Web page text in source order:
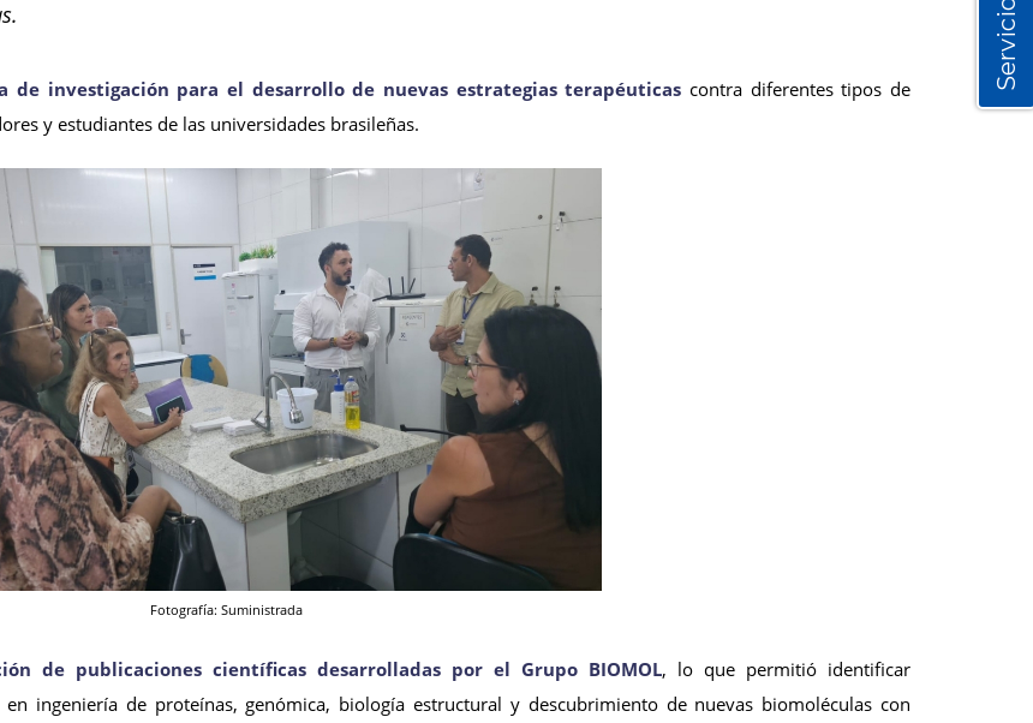
de investigación para el desarrollo de nuevas estrategias terapéuticas contra diferentes tipos de
y estudiantes de las universidades brasileñas.
Fotografía: Suministrada
de publicaciones científicas desarrolladas por el Grupo BIOMOL, lo que permitió identificar
ingeniería de proteínas, genómica, biología estructural y descubrimiento de nuevas biomoléculas con
Servicios